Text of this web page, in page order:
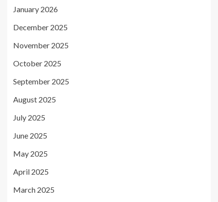
January 2026
December 2025
November 2025
October 2025
September 2025
August 2025
July 2025
June 2025
May 2025
April 2025
March 2025